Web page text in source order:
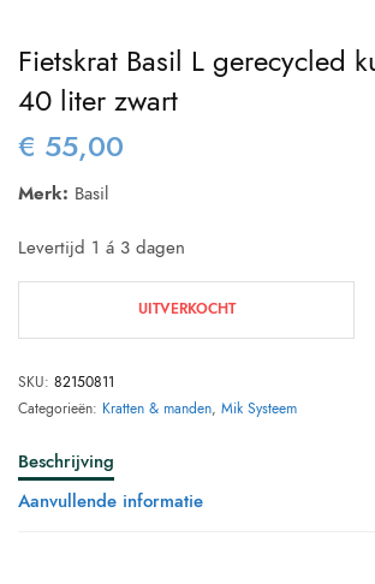
Fietskrat Basil L gerecycled
40 liter zwart
€ 55,00
Merk: Basil
Levertijd 1 á 3 dagen
UITVERKOCHT
SKU: 82150811
Categorieën: Kratten & manden, Mik Systeem
Beschrijving
Aanvullende informatie